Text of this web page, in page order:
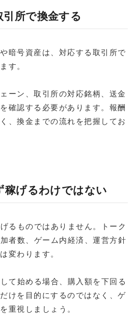
所で換金する
暗号資産は、対応する取引所で
す。
ーン、取引所の対応銘柄、送金
確認する必要があります。報酬
、換金までの流れを把握してお
稼げるわけではない
るものではありません。トーク
者数、ゲーム内経済、運営方針
変わります。
て始める場合、購入額を下回る
けを目的にするのではなく、ゲ
重視しましょう。